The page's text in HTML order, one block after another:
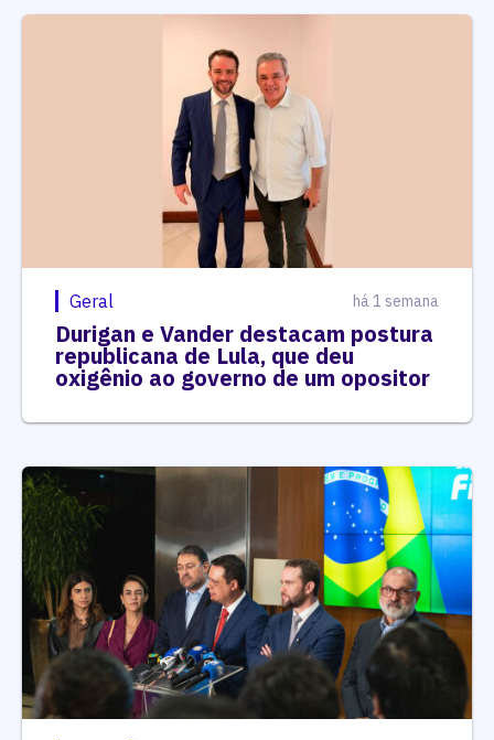
Geral há 1 semana
Durigan e Vander destacam postura
republicana de Lula, que deu
oxigênio ao governo de um opositor